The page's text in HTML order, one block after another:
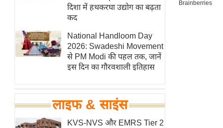
फिल्म समीक्षा
Breaking
News
लाइफस्टाइल
टेक्नॉलॉजी
घरेलू नुस्खे
पर्यटन स्थल
फिटनेस मंत्रा
दिशा में हथकरघा उद्योग का बढ़ता
कद
National Handloom Day
2026: Swadeshi Movement
से PM Modi की पहल तक, जानें
इस दिन का गौरवशाली इतिहास
लाइफ & साइंस
KVS-NVS और EMRS Tier 2